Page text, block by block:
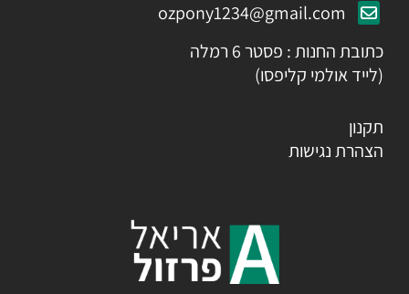
ozpony1234@gmail.com
כתובת החנות : פסטר 6 רמלה
(לייד אולמי קליפסו)
תקנון
הצהרת נגישות